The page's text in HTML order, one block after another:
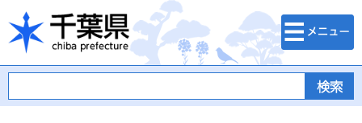
千葉県
検索・メニュ
ー